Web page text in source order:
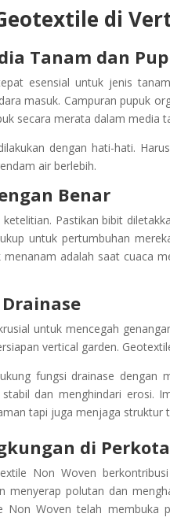
di
Tanam dan
esensial untuk jenis
masuk. Campuran pupuk
secara merata dalam media
dengan hati-hati.
air berlebih.
Benar
Pastikan bibit
untuk pertumbuhan
adalah saat cuaca
untuk mencegah
vertical garden.
fungsi drainase
dan menghindari erosi.
tapi juga menjaga struktur
di
Non Woven
menyerap polutan dan
Non Woven telah membuka